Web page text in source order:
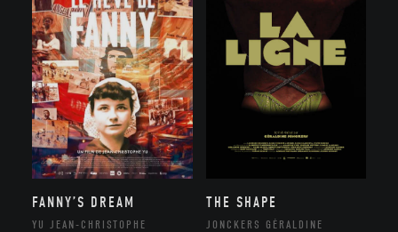
FANNY’S DREAM
YU JEAN-CHRISTOPHE
THE SHAPE
JONCKERS GÉRALDINE